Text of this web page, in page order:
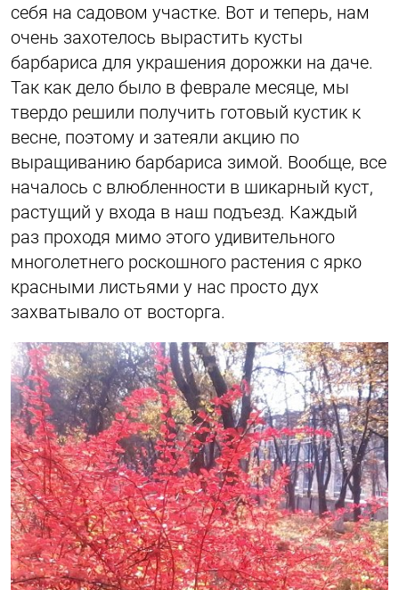
себя на садовом участке. Вот и теперь, нам
очень захотелось вырастить кусты
барбариса для украшения дорожки на даче.
Так как дело было в феврале месяце, мы
твердо решили получить готовый кустик к
весне, поэтому и затеяли акцию по
выращиванию барбариса зимой. Вообще, все
началось с влюбленности в шикарный куст,
растущий у входа в наш подъезд. Каждый
раз проходя мимо этого удивительного
многолетнего роскошного растения с ярко
красными листьями у нас просто дух
захватывало от восторга.